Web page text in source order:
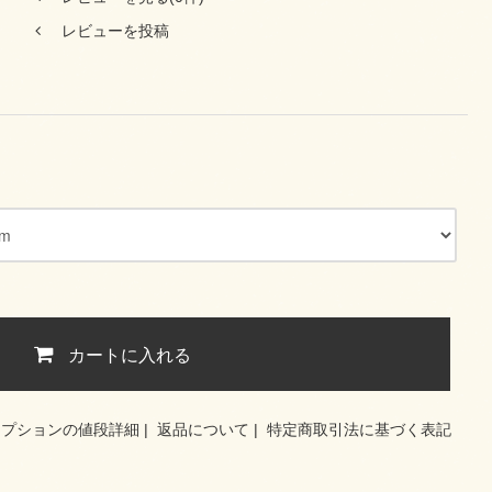
レビューを投稿
カートに入れる
ションの値段詳細 | 返品について | 特定商取引法に基づく表記